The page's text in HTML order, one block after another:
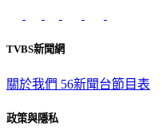
TVBS新聞網
關於我們 56新聞台節目表
政策與隱私